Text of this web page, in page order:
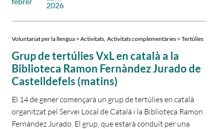
2026
Voluntariat per la llengua > Activitats Activitats complementàries > Tertúlies
Grup de tertúlies VxL en català a la
Biblioteca Ramon Fernàndez Jurado de
Castelldefels (matins)
El 14 de gener començarà un grup de tertúlies en català
organitzat pel Servei Local de Català i la Biblioteca Ramon
Fernàndez Jurado. El grup, que estarà conduït per una